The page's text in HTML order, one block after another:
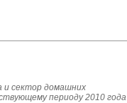
и сектор домашних
периоду 2010 года